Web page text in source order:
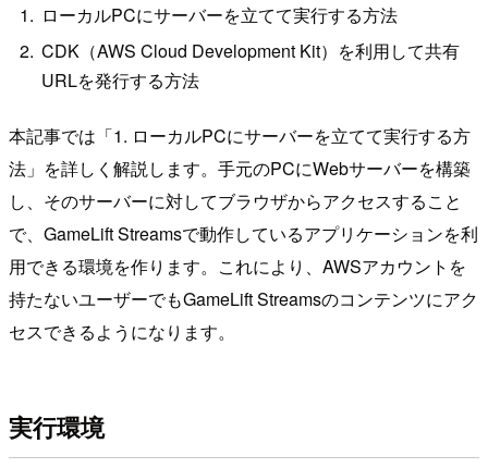
ローカルPCにサーバーを立てて実行する方法
CDK（AWS Cloud Development Kit）を利用して共有
URLを発行する方法
本記事では「1. ローカルPCにサーバーを立てて実行する方
法」を詳しく解説します。手元のPCにWebサーバーを構築
し、そのサーバーに対してブラウザからアクセスすること
で、GameLift Streamsで動作しているアプリケーションを利
用できる環境を作ります。これにより、AWSアカウントを
持たないユーザーでもGameLift Streamsのコンテンツにアク
セスできるようになります。
実行環境